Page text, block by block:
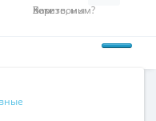
Хотите, мы Вам перезвоним?